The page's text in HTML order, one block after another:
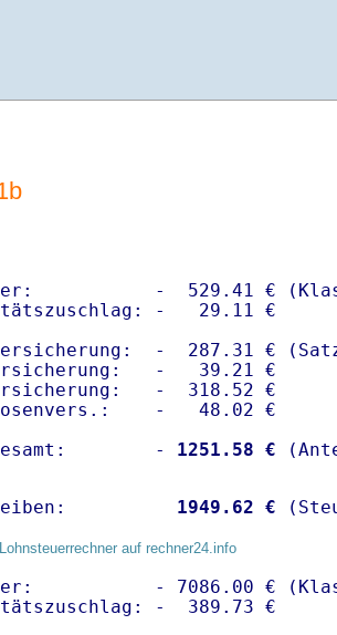
-  529.41 €
-   29.11 €
-  287.31 €
-   39.21 €
-  318.52 €
-   48.02 €
gesamt:        -
1251.58 €
bleiben: 1949.62 €
auf rechner24.info
- 7086.00 €
-  389.73 €